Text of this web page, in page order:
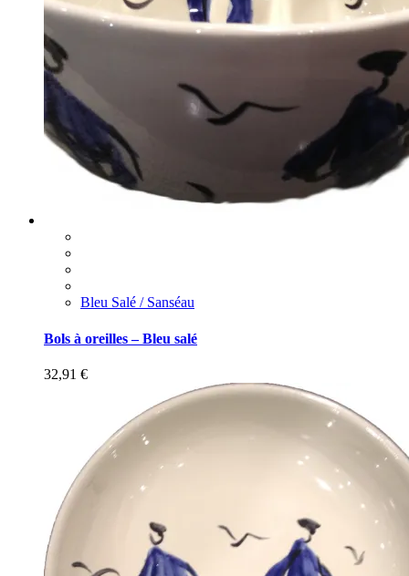
Bleu Salé / Sanséau
Bols à oreilles – Bleu salé
32,91 €